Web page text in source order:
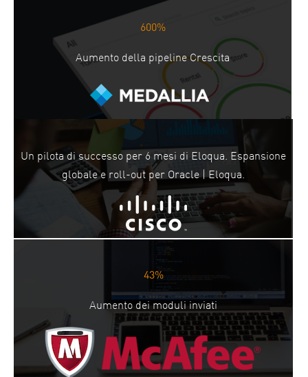
600%
Aumento della pipeline Crescita
Un pilota di successo per 6 mesi di Eloqua. Espansione
globale e roll-out per Oracle | Eloqua.
43%
Aumento dei moduli inviati